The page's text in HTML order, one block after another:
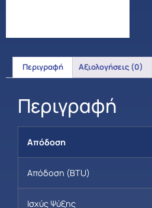
Περιγραφή Αξιολογήσεις (0)
Περιγραφή
Απόδοση
Απόδοση (BTU)
Ισχύς Ψύξης